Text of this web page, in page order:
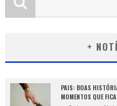
+
PAIS: BOAS
MOMENTOS QUE